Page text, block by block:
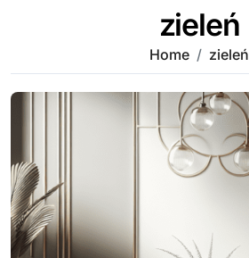
zieleń
Home zieleń